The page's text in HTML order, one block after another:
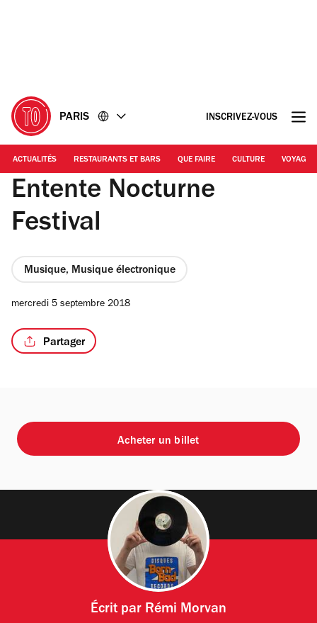
PARIS INSCRIVEZ-VOUS
ACTUALITÉS RESTAURANTS ET BARS QUE FAIRE CULTURE VOYAGE
Entente Nocturne
Festival
Musique, Musique électronique
mercredi 5 septembre 2018
Partager
Acheter un billet
Écrit par Rémi Morvan